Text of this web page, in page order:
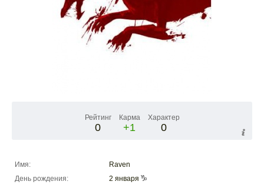
Рейтинг
0
Карма
+1
Характер
0
Имя:
Raven
День рождения:
2 января